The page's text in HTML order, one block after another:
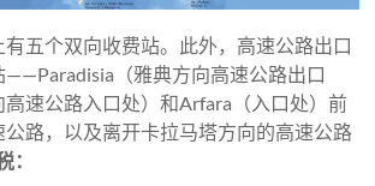
有五个双向收费站。此外，高速公路出口
——Paradisia（雅典方向高速公路出口
速公路入口处）和Arfara（入口处）前
路，以及离开卡拉马塔方向的高速公路
：